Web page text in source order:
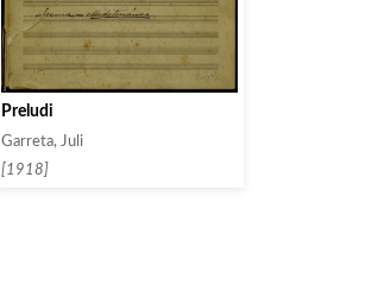
Preludi
Garreta, Juli
[1918]